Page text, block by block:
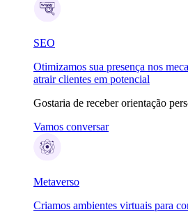
SEO
Otimizamos sua presença nos
atrair clientes em potencial
Gostaria de receber orientação
Vamos conversar
Metaverso
Criamos ambientes virtuais para